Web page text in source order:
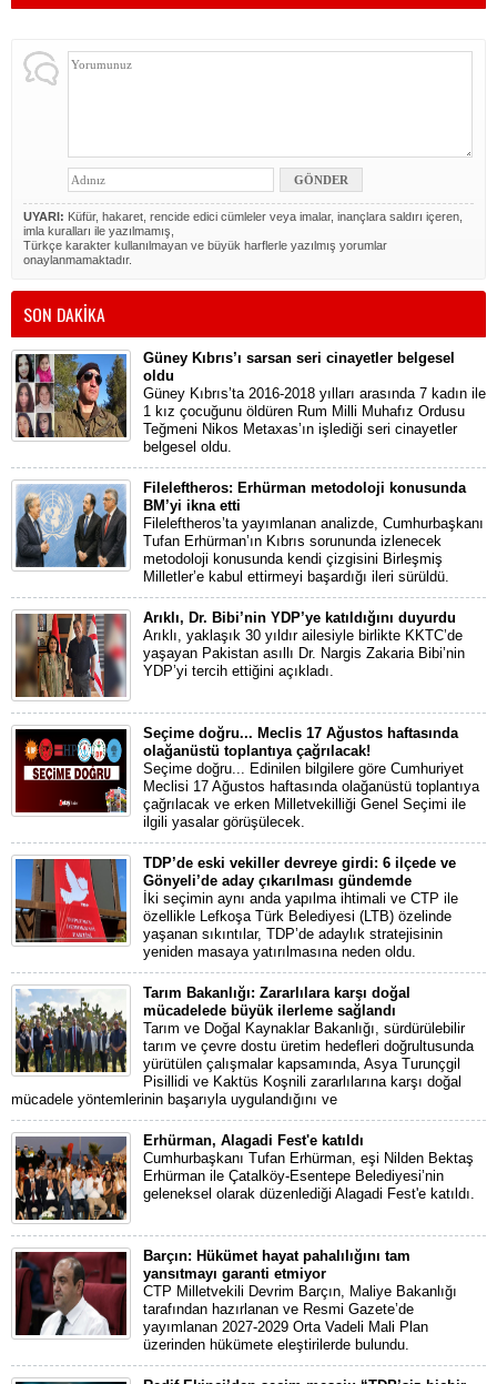
UYARI: Küfür, hakaret, rencide edici cümleler veya imalar, inançlara saldırı içeren,
imla kuralları ile yazılmamış,
Türkçe karakter kullanılmayan ve büyük harflerle yazılmış yorumlar
onaylanmamaktadır.
SON DAKİKA
Güney Kıbrıs’ı sarsan seri cinayetler belgesel
oldu
Güney Kıbrıs’ta 2016-2018 yılları arasında 7 kadın ile
1 kız çocuğunu öldüren Rum Milli Muhafız Ordusu
Teğmeni Nikos Metaxas’ın işlediği seri cinayetler
belgesel oldu.
Fileleftheros: Erhürman metodoloji konusunda
BM’yi ikna etti
Fileleftheros’ta yayımlanan analizde, Cumhurbaşkanı
Tufan Erhürman’ın Kıbrıs sorununda izlenecek
metodoloji konusunda kendi çizgisini Birleşmiş
Milletler’e kabul ettirmeyi başardığı ileri sürüldü.
Arıklı, Dr. Bibi’nin YDP’ye katıldığını duyurdu
Arıklı, yaklaşık 30 yıldır ailesiyle birlikte KKTC’de
yaşayan Pakistan asıllı Dr. Nargis Zakaria Bibi’nin
YDP’yi tercih ettiğini açıkladı.
Seçime doğru... Meclis 17 Ağustos haftasında
olağanüstü toplantıya çağrılacak!
Seçime doğru... Edinilen bilgilere göre Cumhuriyet
Meclisi 17 Ağustos haftasında olağanüstü toplantıya
çağrılacak ve erken Milletvekilliği Genel Seçimi ile
ilgili yasalar görüşülecek.
TDP’de eski vekiller devreye girdi: 6 ilçede ve
Gönyeli’de aday çıkarılması gündemde
İki seçimin aynı anda yapılma ihtimali ve CTP ile
özellikle Lefkoşa Türk Belediyesi (LTB) özelinde
yaşanan sıkıntılar, TDP’de adaylık stratejisinin
yeniden masaya yatırılmasına neden oldu.
Tarım Bakanlığı: Zararlılara karşı doğal
mücadelede büyük ilerleme sağlandı
Tarım ve Doğal Kaynaklar Bakanlığı, sürdürülebilir
tarım ve çevre dostu üretim hedefleri doğrultusunda
yürütülen çalışmalar kapsamında, Asya Turunçgil
Pisillidi ve Kaktüs Koşnili zararlılarına karşı doğal
mücadele yöntemlerinin başarıyla uygulandığını ve
Erhürman, Alagadi Fest'e katıldı
Cumhurbaşkanı Tufan Erhürman, eşi Nilden Bektaş
Erhürman ile Çatalköy-Esentepe Belediyesi’nin
geleneksel olarak düzenlediği Alagadi Fest'e katıldı.
Barçın: Hükümet hayat pahalılığını tam
yansıtmayı garanti etmiyor
CTP Milletvekili Devrim Barçın, Maliye Bakanlığı
tarafından hazırlanan ve Resmi Gazete’de
yayımlanan 2027-2029 Orta Vadeli Mali Plan
üzerinden hükümete eleştirilerde bulundu.